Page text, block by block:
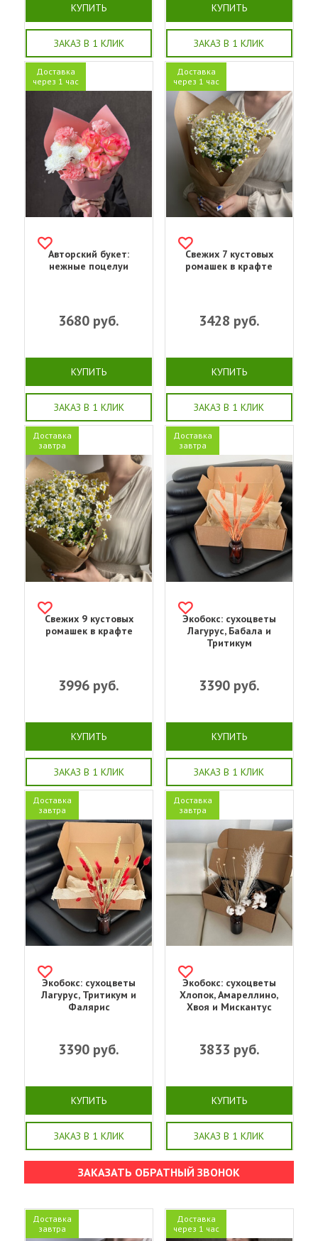
КУПИТЬ
ЗАКАЗ В 1 КЛИК
КУПИТЬ
ЗАКАЗ В 1 КЛИК
Доставка
через 1 час
Авторский букет:
нежные поцелуи
3680 руб.
КУПИТЬ
ЗАКАЗ В 1 КЛИК
Доставка
через 1 час
Свежих 7 кустовых
ромашек в крафте
3428 руб.
КУПИТЬ
ЗАКАЗ В 1 КЛИК
Доставка
завтра
Свежих 9 кустовых
ромашек в крафте
3996 руб.
КУПИТЬ
ЗАКАЗ В 1 КЛИК
Доставка
завтра
Экобокс: сухоцветы
Лагурус, Бабала и
Тритикум
3390руб.
КУПИТЬ
ЗАКАЗ В 1 КЛИК
Доставка
завтра
Экобокс: сухоцветы
Лагурус, Тритикум и
Фалярис
3390 руб.
КУПИТЬ
ЗАКАЗ В 1 КЛИК
Доставка
завтра
Экобокс: сухоцветы
Хлопок, Амареллино,
Хвоя и Мискантус
3833 руб.
КУПИТЬ
ЗАКАЗ В 1 КЛИК
ЗАКАЗАТЬ ОБРАТНЫЙ ЗВОНОК
Доставка
завтра
Доставка
через 1 час